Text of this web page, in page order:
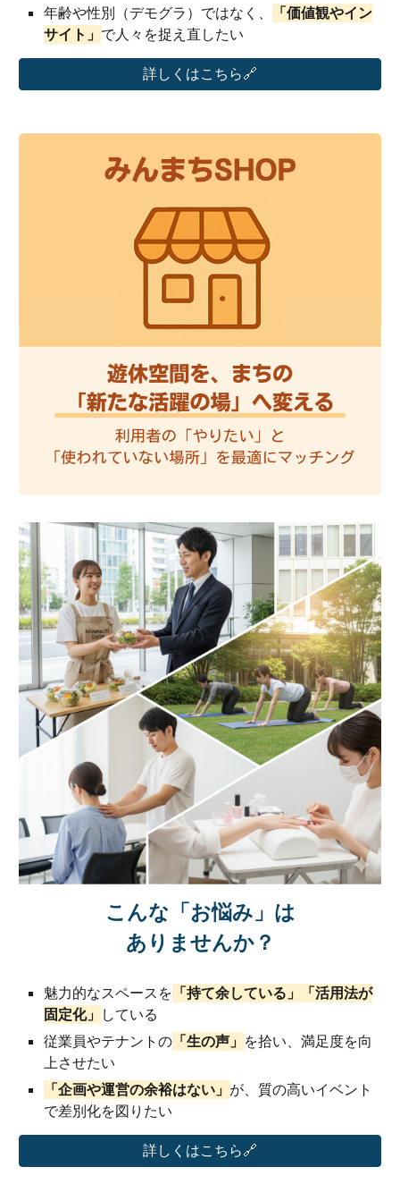
年齢や性別（デモグラ）ではなく、
「価値観やイン
サイト」 で人々を捉え直したい
詳しくはこちら🔗
こんな 「お悩み」 は
ありませんか？
魅力的なスペースを 「持て余している」「活用法が
固定化」 している
従業員やテナントの 「生の声」 を拾い、満足度を向
上させたい
「企画や運営の余裕はない」が、質の高いイベント
で差別化を図りたい
詳しくはこちら🔗